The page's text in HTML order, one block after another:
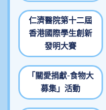
仁濟醫院第十二屆
香港國際學生創新
發明大賽
「關愛捐獻-食物大
募集」活動